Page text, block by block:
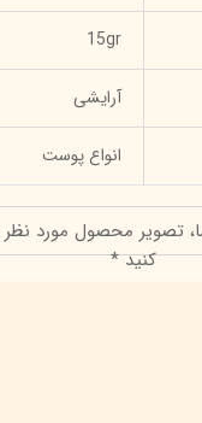
15gr
آرایشی
انواع پوست
تصویر محصول مورد نظر
کنید *